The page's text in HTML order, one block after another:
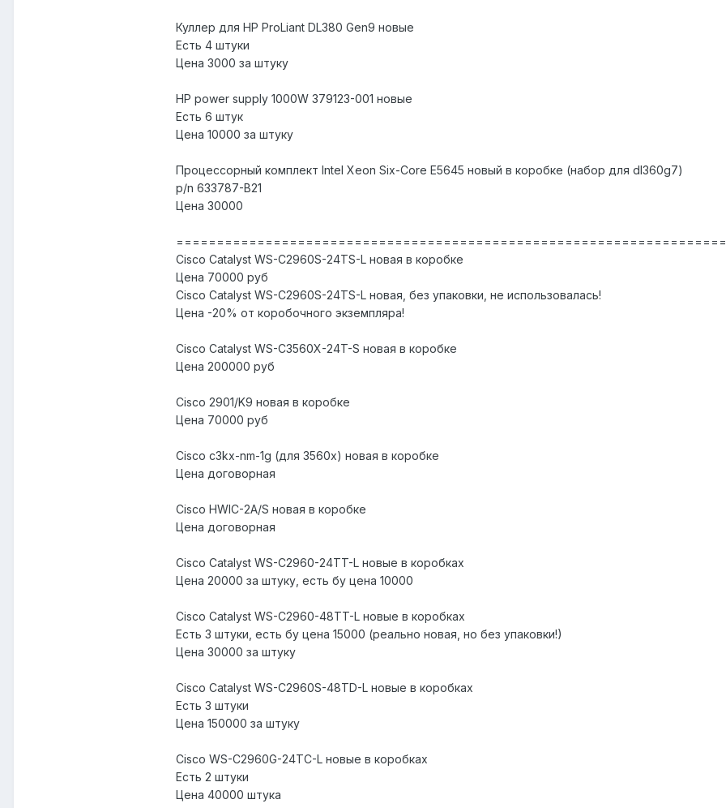
Куллер для HP ProLiant DL380 Gen9 новые
Есть 4 штуки
Цена 3000 за штуку
HP power supply 1000W 379123-001 новые
Есть 6 штук
Цена 10000 за штуку
Процессорный комплект Intel Xeon Six-Core E5645 новый в коробке (набор для dl360g7)
p/n 633787-B21
Цена 30000
Cisco Catalyst WS-C2960S-24TS-L новая в коробке
Цена 70000 руб
Cisco Catalyst WS-C2960S-24TS-L новая, без упаковки, не использовалась!
Цена -20% от коробочного экземпляра!
Cisco Catalyst WS-C3560X-24T-S новая в коробке
Цена 200000 руб
Cisco 2901/K9 новая в коробке
Цена 70000 руб
Cisco c3kx-nm-1g (для 3560x) новая в коробке
Цена договорная
Cisco HWIC-2A/S новая в коробке
Цена договорная
Cisco Catalyst WS-C2960-24TT-L новые в коробках
Цена 20000 за штуку, есть бу цена 10000
Cisco Catalyst WS-C2960-48TT-L новые в коробках
Есть 3 штуки, есть бу цена 15000 (реально новая, но без упаковки!)
Цена 30000 за штуку
Cisco Catalyst WS-C2960S-48TD-L новые в коробках
Есть 3 штуки
Цена 150000 за штуку
Cisco WS-C2960G-24TC-L новые в коробках
Есть 2 штуки
Цена 40000 штука